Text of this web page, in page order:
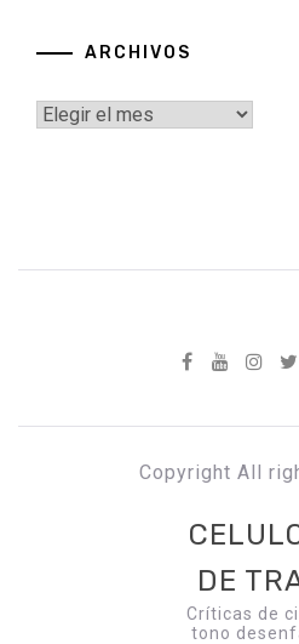
ARCHIVOS
Archivos
Copyright All
DE
Críticas de
tono